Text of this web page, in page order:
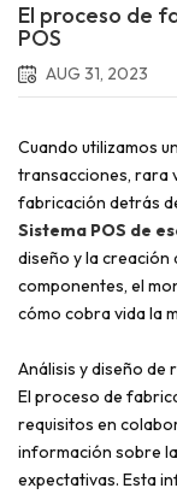
El proceso de
POS
AUG 31, 2023
Cuando utilizamos
transacciones, rara
fabricación detrás
Sistema POS de
diseño y la creación
componentes, el
cómo cobra vida la
Análisis y diseño de
El proceso de
requisitos en
información sobre
expectativas. Esta